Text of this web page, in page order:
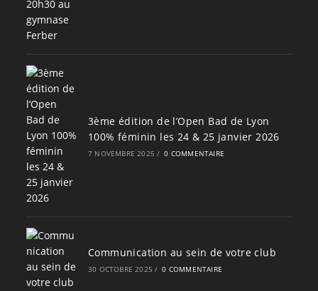
3ème édition de l’Open Bad de Lyon
100% féminin les 24 & 25 janvier 2026
7 NOVEMBRE 2025 / 0 COMMENTAIRE
Communication au sein de votre club
30 OCTOBRE 2025 / 0 COMMENTAIRE